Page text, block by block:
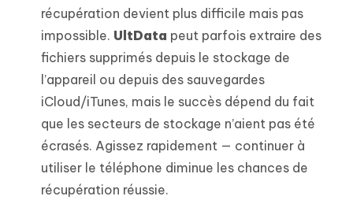
récupération devient plus difficile mais pas
impossible. UltData peut parfois extraire des
fichiers supprimés depuis le stockage de
l’appareil ou depuis des sauvegardes
iCloud/iTunes, mais le succès dépend du fait
que les secteurs de stockage n’aient pas été
écrasés. Agissez rapidement — continuer à
utiliser le téléphone diminue les chances de
récupération réussie.